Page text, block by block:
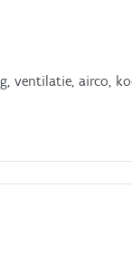
ventilatie, airco,